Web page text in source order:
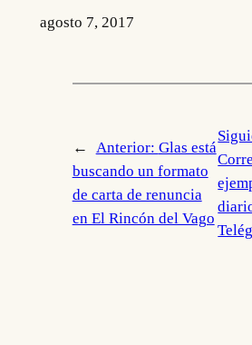
agosto 7, 2017
← Anterior: Glas está
buscando un formato
de carta de renuncia
en El Rincón del Vago